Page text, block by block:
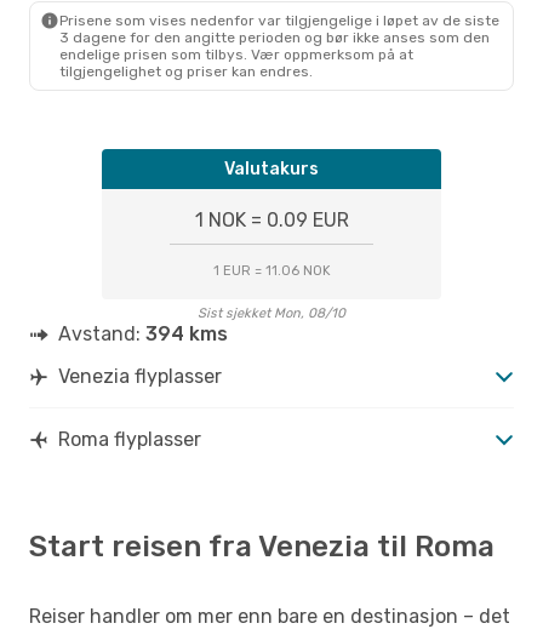
Prisene som vises nedenfor var tilgjengelige i løpet av de siste
3 dagene for den angitte perioden og bør ikke anses som den
endelige prisen som tilbys. Vær oppmerksom på at
tilgjengelighet og priser kan endres.
Valutakurs
1 NOK = 0.09 EUR
1 EUR = 11.06 NOK
Sist sjekket Mon, 08/10
Avstand: 394 kms
Venezia flyplasser
Roma flyplasser
Start reisen fra Venezia til Roma
Reiser handler om mer enn bare en destinasjon – det